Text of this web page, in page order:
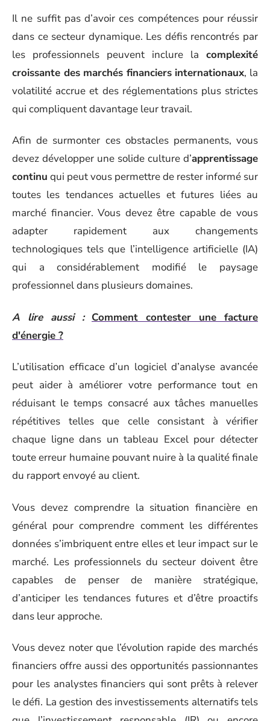
Il ne suffit pas d’avoir ces compétences pour réussir
dans ce secteur dynamique. Les défis rencontrés par
les professionnels peuvent inclure la complexité
croissante des marchés financiers internationaux, la
volatilité accrue et des réglementations plus strictes
qui compliquent davantage leur travail.
Afin de surmonter ces obstacles permanents, vous
devez développer une solide culture d’apprentissage
continu qui peut vous permettre de rester informé sur
toutes les tendances actuelles et futures liées au
marché financier. Vous devez être capable de vous
adapter rapidement aux changements
technologiques tels que l’intelligence artificielle (IA)
qui a considérablement modifié le paysage
professionnel dans plusieurs domaines.
A lire aussi : Comment contester une facture
d'énergie ?
L’utilisation efficace d’un logiciel d’analyse avancée
peut aider à améliorer votre performance tout en
réduisant le temps consacré aux tâches manuelles
répétitives telles que celle consistant à vérifier
chaque ligne dans un tableau Excel pour détecter
toute erreur humaine pouvant nuire à la qualité finale
du rapport envoyé au client.
Vous devez comprendre la situation financière en
général pour comprendre comment les différentes
données s’imbriquent entre elles et leur impact sur le
marché. Les professionnels du secteur doivent être
capables de penser de manière stratégique,
d’anticiper les tendances futures et d’être proactifs
dans leur approche.
Vous devez noter que l’évolution rapide des marchés
financiers offre aussi des opportunités passionnantes
pour les analystes financiers qui sont prêts à relever
le défi. La gestion des investissements alternatifs tels